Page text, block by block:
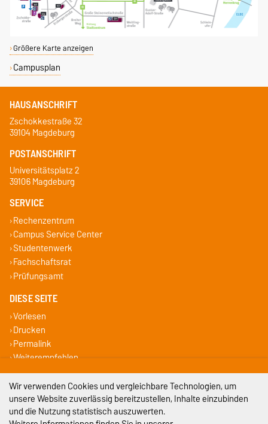
Größere Karte anzeigen
Campusplan
HAUSANSCHRIFT
Zschokkestraße 32
39104 Magdeburg
POSTANSCHRIFT
Universitätsplatz 2
39106 Magdeburg
SERVICE
Rechenzentrum
Campus Service Center
Studentenwerk
Fachschaftsrat
Prüfungsamt
DIESE SEITE
Vorlesen
Drucken
Permalink
Weiterempfehlen
Impressum
Datenschutz
Wir verwenden Cookies und vergleichbare Technologien, um
unsere Website zuverlässig bereitzustellen, Inhalte einzubinden
und die Nutzung statistisch auszuwerten.